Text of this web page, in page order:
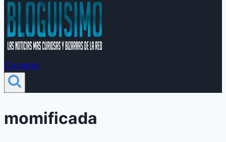
Groleros!
momificada